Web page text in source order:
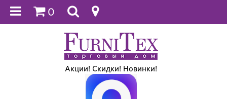
0
Акции! Скидки! Новинки!